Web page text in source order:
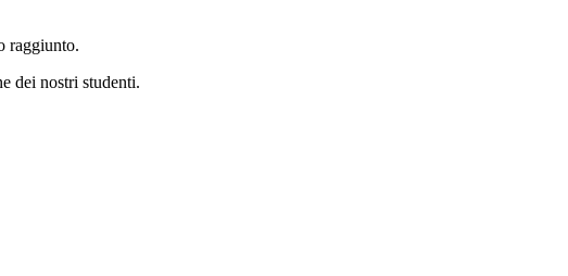
raggiunto.
dei nostri studenti.